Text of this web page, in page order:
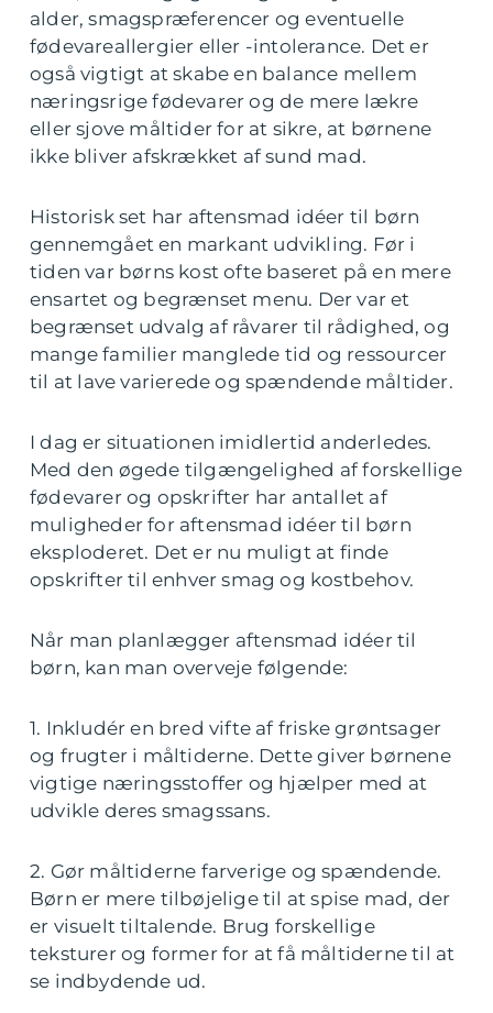
alder, smagspræferencer og eventuelle
fødevareallergier eller -intolerance. Det er
også vigtigt at skabe en balance mellem
næringsrige fødevarer og de mere lækre
eller sjove måltider for at sikre, at børnene
ikke bliver afskrækket af sund mad.
Historisk set har aftensmad idéer til børn
gennemgået en markant udvikling. Før i
tiden var børns kost ofte baseret på en mere
ensartet og begrænset menu. Der var et
begrænset udvalg af råvarer til rådighed, og
mange familier manglede tid og ressourcer
til at lave varierede og spændende måltider.
I dag er situationen imidlertid anderledes.
Med den øgede tilgængelighed af forskellige
fødevarer og opskrifter har antallet af
muligheder for aftensmad idéer til børn
eksploderet. Det er nu muligt at finde
opskrifter til enhver smag og kostbehov.
Når man planlægger aftensmad idéer til
børn, kan man overveje følgende:
1. Inkludér en bred vifte af friske grøntsager
og frugter i måltiderne. Dette giver børnene
vigtige næringsstoffer og hjælper med at
udvikle deres smagssans.
2. Gør måltiderne farverige og spændende.
Børn er mere tilbøjelige til at spise mad, der
er visuelt tiltalende. Brug forskellige
teksturer og former for at få måltiderne til at
se indbydende ud.